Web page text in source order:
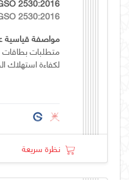
2530:2016
مواصفة قياسية
متطلبات بطاقات
لكفاءة استهلاك
نظرة سريعة